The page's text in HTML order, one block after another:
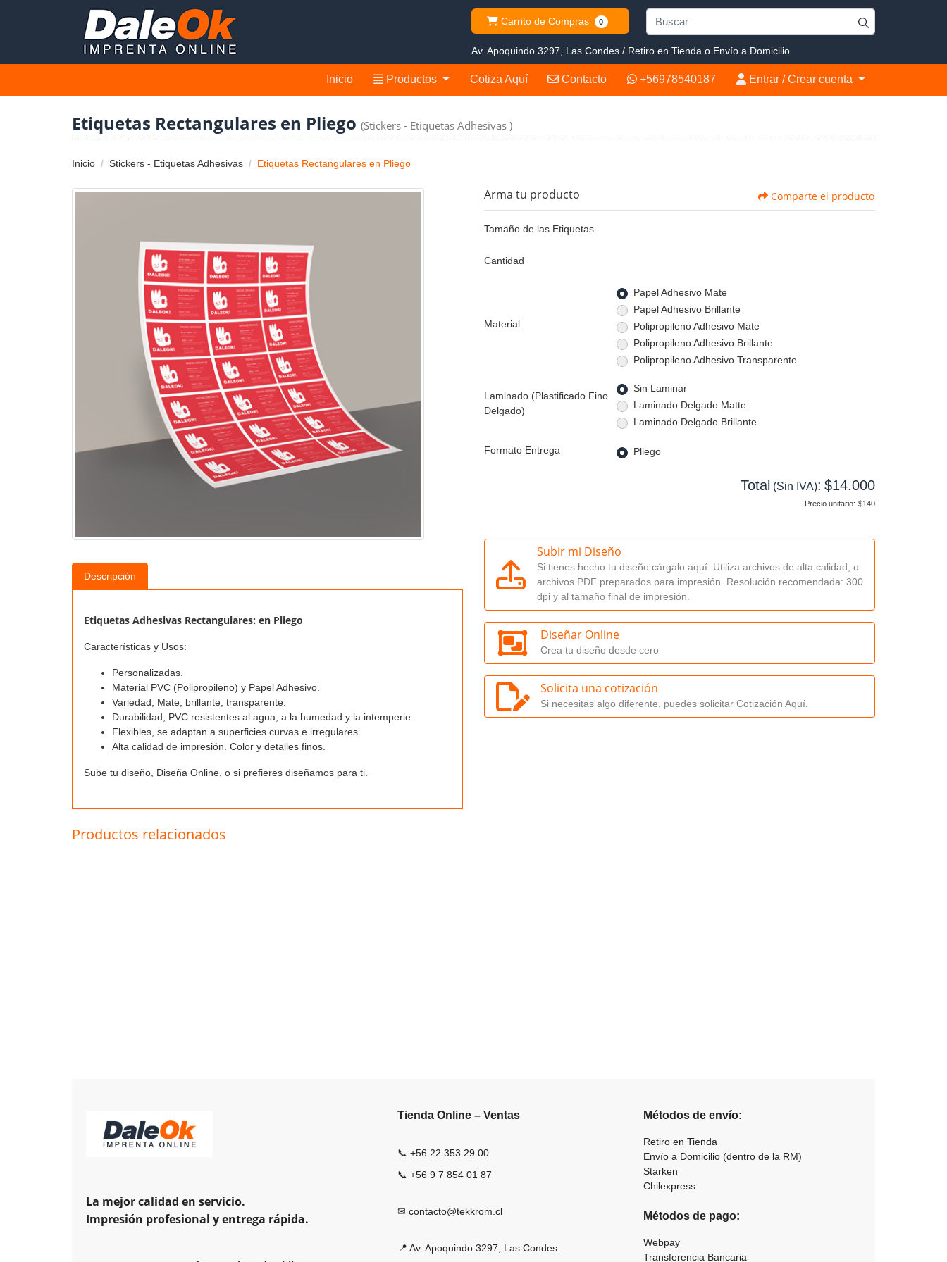
Carrito de Compras
Carrito de Compras 0
Av. Apoquindo 3297, Las Condes / Retiro en Tienda o Envío a Domicilio
Inicio Productos
Productos Cotiza Aquí Contacto
Contacto +56978540187
+56978540187 Entrar / Crear cuenta
Entrar / Crear cuenta
Etiquetas Rectangulares en Pliego (Stickers - Etiquetas Adhesivas )
Inicio Stickers - Etiquetas Adhesivas Etiquetas Rectangulares en Pliego
Descripción
Etiquetas Adhesivas Rectangulares: en Pliego
Características y Usos:
Personalizadas.
Material PVC (Polipropileno) y Papel Adhesivo.
Variedad, Mate, brillante, transparente.
Durabilidad, PVC resistentes al agua, a la humedad y la intemperie.
Flexibles, se adaptan a superficies curvas e irregulares.
Alta calidad de impresión. Color y detalles finos.
Sube tu diseño, Diseña Online, o si prefieres diseñamos para ti.
Arma tu producto Comparte el producto
Tamaño de las Etiquetas
Cantidad
Material
Papel Adhesivo Mate
Papel Adhesivo Brillante
Polipropileno Adhesivo Mate
Polipropileno Adhesivo Brillante
Polipropileno Adhesivo Transparente
Laminado (Plastificado Fino
Delgado)
Sin Laminar
Laminado Delgado Matte
Laminado Delgado Brillante
Formato Entrega Pliego
Total (Sin IVA): $14.000
Precio unitario: $140
Subir mi Diseño
Si tienes hecho tu diseño cárgalo aquí. Utiliza archivos de alta calidad, o
archivos PDF preparados para impresión. Resolución recomendada: 300
dpi y al tamaño final de impresión.
Diseñar Online
Crea tu diseño desde cero
Solicita una cotización
Si necesitas algo diferente, puedes solicitar Cotización Aquí.
Productos relacionados
La mejor calidad en servicio.
Impresión profesional y entrega rápida.
Tienda Online – Ventas
📞 +56 22 353 29 00
📞 +56 9 7 854 01 87
✉ contacto@tekkrom.cl
📍 Av. Apoquindo 3297, Las Condes.
Métodos de envío:
Retiro en Tienda
Envío a Domicilio (dentro de la RM)
Starken
Chilexpress
Métodos de pago:
Webpay
Transferencia Bancaria